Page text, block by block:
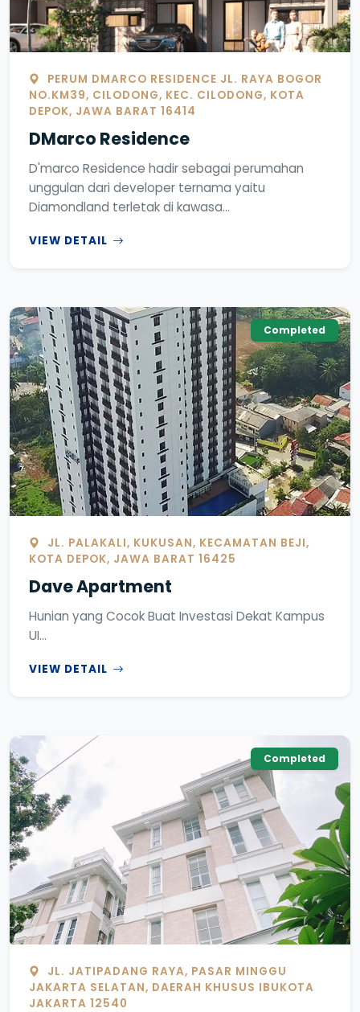
PERUM DMARCO RESIDENCE JL. RAYA BOGOR
NO.KM39, CILODONG, KEC. CILODONG, KOTA
DEPOK, JAWA BARAT 16414
DMarco Residence
D'marco Residence hadir sebagai perumahan
unggulan dari developer ternama yaitu
Diamondland terletak di kawasa...
VIEW DETAIL
Completed
JL. PALAKALI, KUKUSAN, KECAMATAN BEJI,
KOTA DEPOK, JAWA BARAT 16425
Dave Apartment
Hunian yang Cocok Buat Investasi Dekat Kampus
UI...
VIEW DETAIL
Completed
JL. JATIPADANG RAYA, PASAR MINGGU
JAKARTA SELATAN, DAERAH KHUSUS IBUKOTA
JAKARTA 12540